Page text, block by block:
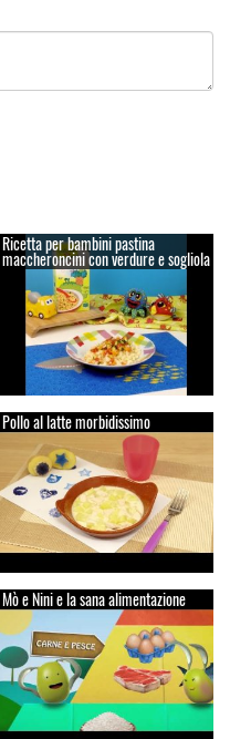
Ricetta per bambini pastina
maccheroncini con verdure e sogliola
Pollo al latte morbidissimo
Mò e Nini e la sana alimentazione